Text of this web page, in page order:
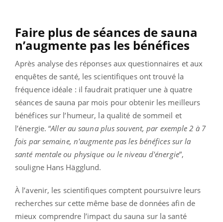
Faire plus de séances de sauna
n’augmente pas les bénéfices
Après analyse des réponses aux questionnaires et aux
enquêtes de santé, les scientifiques ont trouvé la
fréquence idéale : il faudrait pratiquer une à quatre
séances de sauna par mois pour obtenir les meilleurs
bénéfices sur l’humeur, la qualité de sommeil et
l’énergie. “Aller au sauna plus souvent, par exemple 2 à 7
fois par semaine, n'augmente pas les bénéfices sur la
santé mentale ou physique ou le niveau d'énergie”,
souligne Hans Hägglund.
À l’avenir, les scientifiques comptent poursuivre leurs
recherches sur cette même base de données afin de
mieux comprendre l’impact du sauna sur la santé